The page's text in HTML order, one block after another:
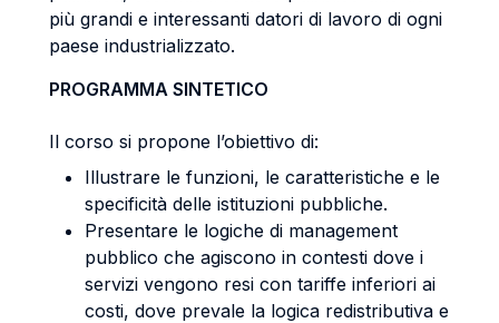
più grandi e interessanti datori di lavoro di ogni
paese industrializzato.
PROGRAMMA SINTETICO
Il corso si propone l’obiettivo di:
Illustrare le funzioni, le caratteristiche e le
specificità delle istituzioni pubbliche.
Presentare le logiche di management
pubblico che agiscono in contesti dove i
servizi vengono resi con tariffe inferiori ai
costi, dove prevale la logica redistributiva e